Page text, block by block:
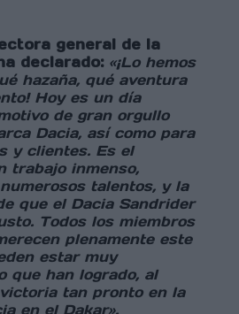
general de la
declarado: «¡Lo hemos
hazaña, qué aventura
Hoy es un día
de gran orgullo
Dacia, así como para
y clientes. Es el
trabajo inmenso,
talentos, y la
que el Dacia Sandrider
Todos los miembros
plenamente este
estar muy
que han logrado, al
tan pronto en la
en el Dakar».